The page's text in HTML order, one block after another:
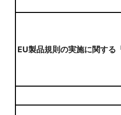
EU製品規則の実施に関す